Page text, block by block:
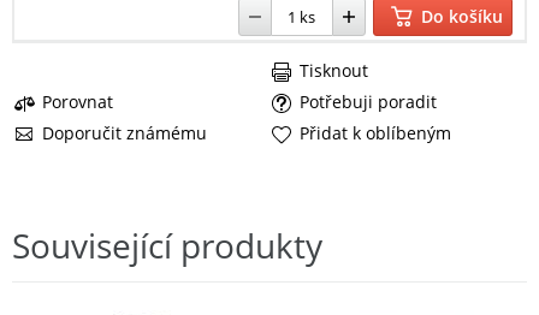
Do košíku
Porovnat
Potřebuji poradit
Doporučit známému
Tisknout
Přidat k oblíbeným
Související produkty